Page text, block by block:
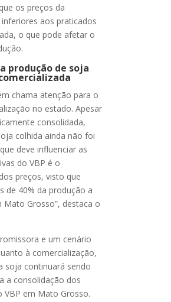
os preços da
aos praticados
o que pode afetar o
produção de soja
chama atenção para o
no estado. Apesar
consolidada,
colhida ainda não foi
deve influenciar as
do VBP é o
preços, visto que
de 40% da produção a
Mato Grosso”, destaca o
e um cenário
à comercialização,
soja continuará sendo
a consolidação dos
VBP em Mato Grosso.